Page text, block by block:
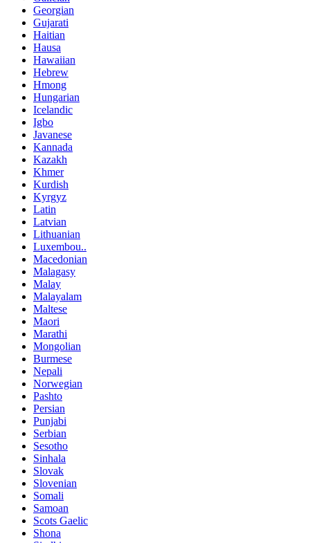
Georgian
Gujarati
Haitian
Hausa
Hawaiian
Hebrew
Hmong
Hungarian
Icelandic
Igbo
Javanese
Kannada
Kazakh
Khmer
Kurdish
Kyrgyz
Latin
Latvian
Lithuanian
Luxembou..
Macedonian
Malagasy
Malay
Malayalam
Maltese
Maori
Marathi
Mongolian
Burmese
Nepali
Norwegian
Pashto
Persian
Punjabi
Serbian
Sesotho
Sinhala
Slovak
Slovenian
Somali
Samoan
Scots Gaelic
Shona